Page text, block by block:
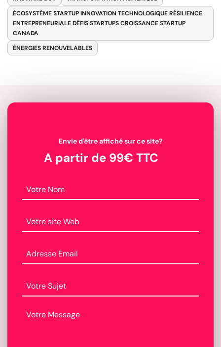
ÉCOSYSTÈME STARTUP INNOVATION TECHNOLOGIQUE RÉSILIENCE
ENTREPRENEURIALE DÉFIS STARTUPS CROISSANCE STARTUP
CANADA
ÉNERGIES RENOUVELABLES
Envie d'être affiché sur ce site?
A partir de 99€ TTC